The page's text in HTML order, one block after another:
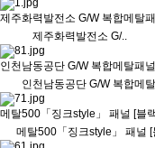
제주화력발전소 G/W 복합메탈
제주화력발전소 G/..
인천남동공단 G/W 복합메탈패
인천남동공단 G/W 복합메탈
메탈500「징크style」 패널 [블
메탈500「징크style」 패널 [